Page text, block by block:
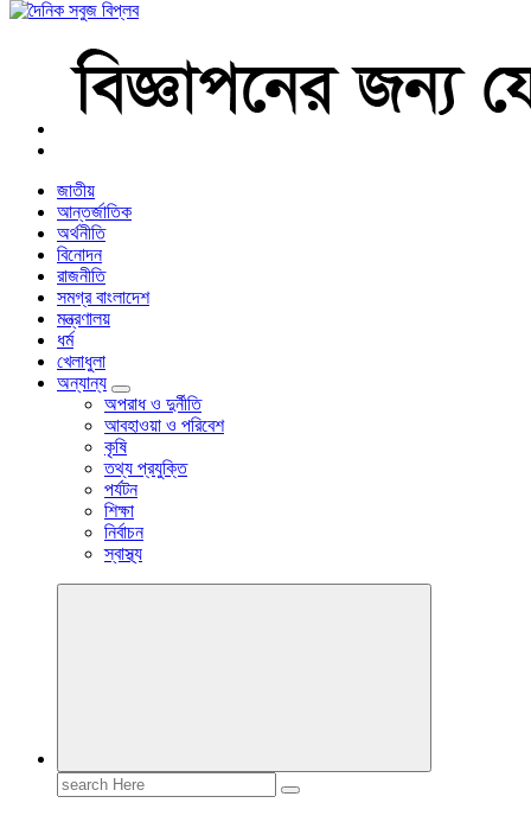
বাংলা নিউজ পেপার
জাতীয়
আন্তর্জাতিক
অর্থনীতি
বিনোদন
রাজনীতি
সমগ্র বাংলাদেশ
মন্ত্রণালয়
ধর্ম
খেলাধুলা
অন্যান্য
অপরাধ ও দুর্নীতি
আবহাওয়া ও পরিবেশ
কৃষি
তথ্য প্রযুক্তি
পর্যটন
শিক্ষা
নির্বাচন
স্বাস্থ্য
Search
for: